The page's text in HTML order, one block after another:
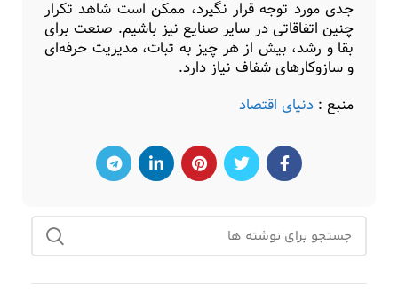
جدی مورد توجه قرار نگیرد، ممکن است شاهد تکرار
چنین اتفاقاتی در سایر صنایع نیز باشیم. صنعت برای
بقا و رشد، بیش از هر چیز به ثبات، مدیریت حرفه‌ای
و سازوکارهای شفاف نیاز دارد.
منبع : دنیای اقتصاد